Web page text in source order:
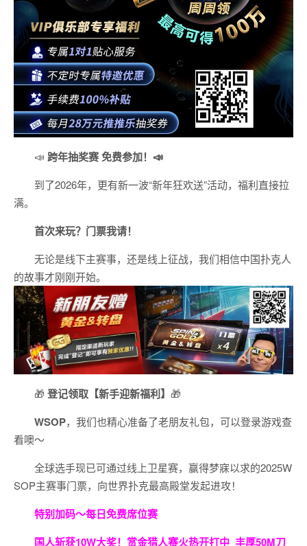
📣 跨年抽奖赛 免费参加！📣
到了2026年，更有新一波“新年狂欢送”活动，福利直接拉
满。
首次来玩？门票我请！
无论是线下主赛事，还是线上征战，我们相信中国扑克人
的故事才刚刚开始。
🎁 登记领取【新手迎新福利】 🎁
WSOP，我们也精心准备了老朋友礼包，可以登录游戏查
看噢～
全球选手现已可通过线上卫星赛，赢得梦寐以求的2025W
SOP主赛事门票，向世界扑克最高殿堂发起进攻！
特别加码～每日免费席位赛
国人斩获10W大奖！ 赏金猎人赛火热开打中 丰厚50M刀